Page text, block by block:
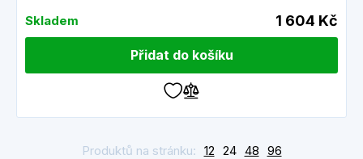
Skladem 1 604 Kč
Přidat do košíku
Produktů na stránku: 12 24 48 96